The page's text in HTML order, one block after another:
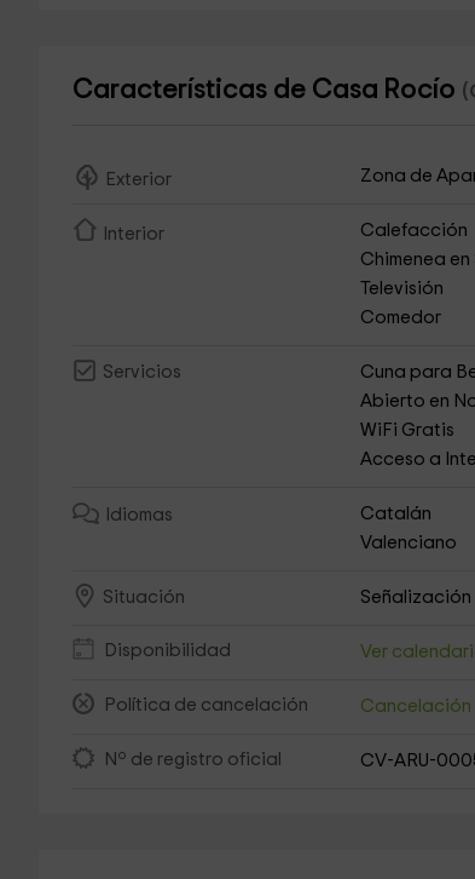
Características de Casa Rocío
Exterior Zona de
Interior Calefacción
Chimenea en
Televisión
Comedor
Servicios Cuna para
Abierto en
WiFi Gratis
Acceso a
Idiomas Catalán
Valenciano
Situación
Disponibilidad Ver
Política de cancelación Cancelación
Nº de registro oficial CV-ARU-